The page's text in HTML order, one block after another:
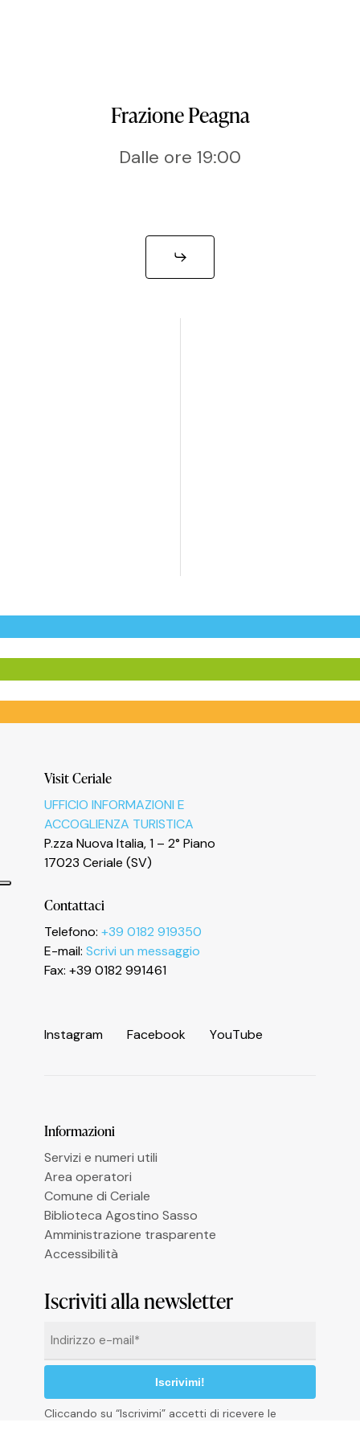
Frazione Peagna
Dalle ore 19:00
Visit Ceriale
UFFICIO INFORMAZIONI E
ACCOGLIENZA TURISTICA
P.zza Nuova Italia, 1 – 2° Piano
17023 Ceriale (SV)
Contattaci
Telefono: +39 0182 919350
E-mail: Scrivi un messaggio
Fax: +39 0182 991461
Instagram Facebook YouTube
Informazioni
Servizi e numeri utili
Area operatori
Comune di Ceriale
Biblioteca Agostino Sasso
Amministrazione trasparente
Accessibilità
Iscriviti alla newsletter
Cliccando su “Iscrivimi” accetti di ricevere le